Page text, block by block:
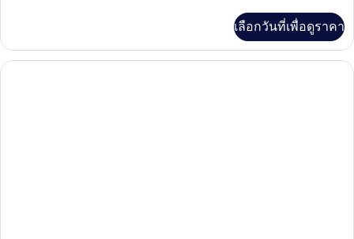
เกี่ยว
กับ
ห้อง
เลือกวันที่เพื่อดูราคา